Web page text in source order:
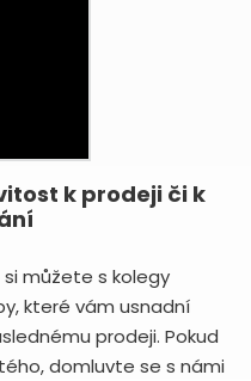
k prodeji či k
můžete s kolegy
které vám usnadní
prodeji. Pokud
domluvte se s námi